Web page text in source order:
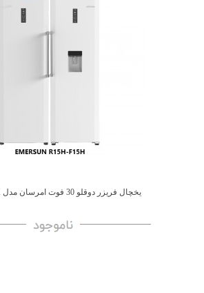
یخچال فریزر دوقلو 30 فوت امرسان مدل R15H-F15H